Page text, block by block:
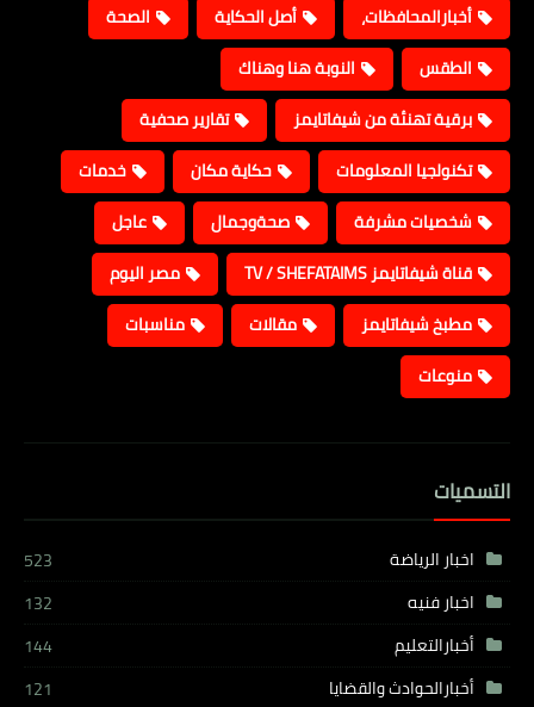
أخبارالمحافظات،
أصل الحكاية
الصحة
الطقس
النوبة هنا وهناك
برقية تهنئة من شيفاتايمز
تقارير صحفية
تكنولجيا المعلومات
حكاية مكان
خدمات
شخصيات مشرفة
صحةوجمال
عاجل
قناة شيفاتايمز TV / SHEFATAIMS
مصر اليوم
مطبخ شيفاتايمز
مقالات
مناسبات
منوعات
التسميات
اخبار الرياضة
523
اخبار فنيه
132
أخبارالتعليم
144
أخبارالحوادث والقضايا
121